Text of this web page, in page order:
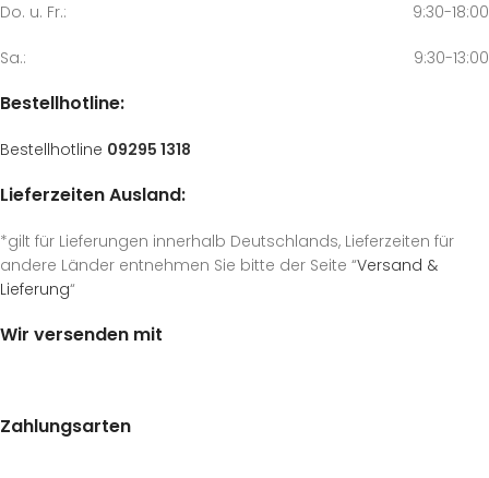
Do. u. Fr.: 9:30-18:00
Sa.: 9:30-13:00
Bestellhotline:
Bestellhotline 09295 1318
Lieferzeiten Ausland:
*gilt für Lieferungen innerhalb Deutschlands, Lieferzeiten für
andere Länder entnehmen Sie bitte der Seite “Versand &
Lieferung“
Wir versenden mit
Zahlungsarten